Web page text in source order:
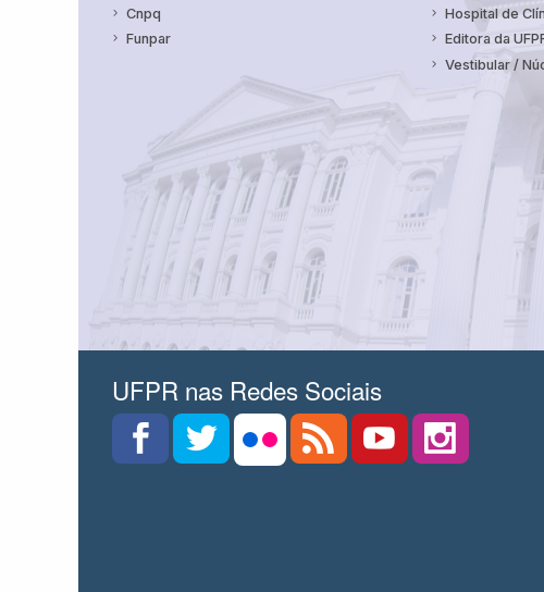
Cnpq
Funpar
Hospital de
Editora da
Vestibular /
UFPR nas Redes Sociais